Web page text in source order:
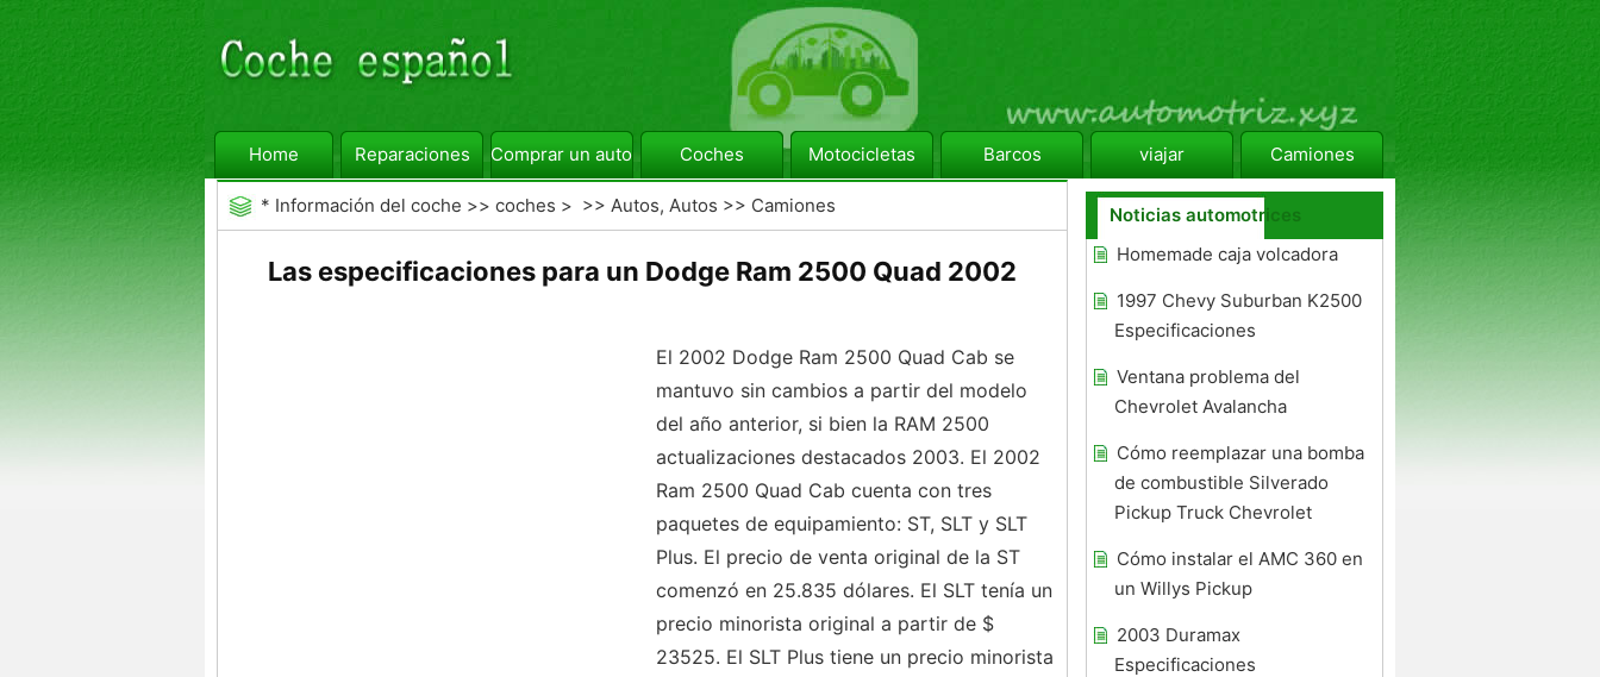
Home Reparaciones Comprar un automóvil Coches Motocicletas Barcos viajar Camiones
* Información del coche >> coches > >> Autos, Autos >> Camiones
Las especificaciones para un Dodge Ram 2500 Quad 2002
El 2002 Dodge Ram 2500 Quad Cab se
mantuvo sin cambios a partir del modelo
del año anterior, si bien la RAM 2500
actualizaciones destacados 2003. El 2002
Ram 2500 Quad Cab cuenta con tres
paquetes de equipamiento: ST, SLT y SLT
Plus. El precio de venta original de la ST
comenzó en 25.835 dólares. El SLT tenía un
precio minorista original a partir de $
23525. El SLT Plus tiene un precio minorista
Noticias automotrices
Homemade caja volcadora
1997 Chevy Suburban K2500
Especificaciones
Ventana problema del
Chevrolet Avalancha
Cómo reemplazar una bomba
de combustible Silverado
Pickup Truck Chevrolet
Cómo instalar el AMC 360 en
un Willys Pickup
2003 Duramax
Especificaciones